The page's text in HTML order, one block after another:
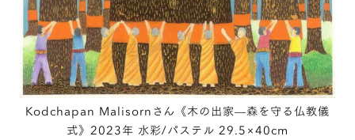
Kodchapan Malisornさん《木の出家—森を守る仏教儀
式》2023年 水彩/パステル 29.5×40cm